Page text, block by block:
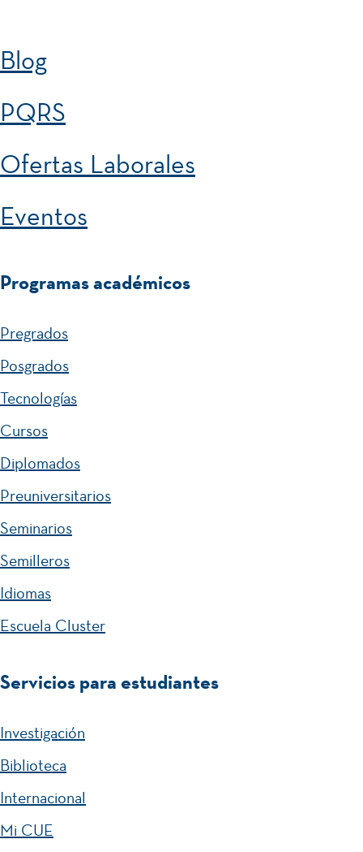
Blog
PQRS
Ofertas Laborales
Eventos
Programas académicos
Pregrados
Posgrados
Tecnologías
Cursos
Diplomados
Preuniversitarios
Seminarios
Semilleros
Idiomas
Escuela Cluster
Servicios para estudiantes
Investigación
Biblioteca
Internacional
Mi CUE